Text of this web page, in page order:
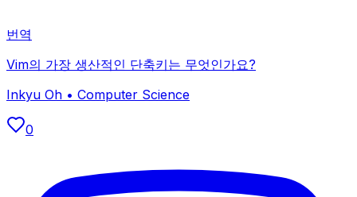
번역
Vim의 가장 생산적인 단축키는 무엇인가요?
Inkyu Oh • Computer Science
0